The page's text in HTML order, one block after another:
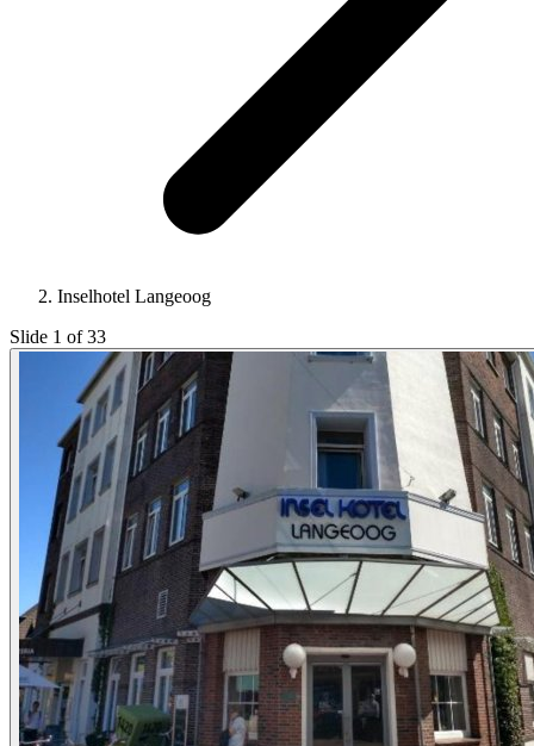
Inselhotel Langeoog
Slide 1 of 33